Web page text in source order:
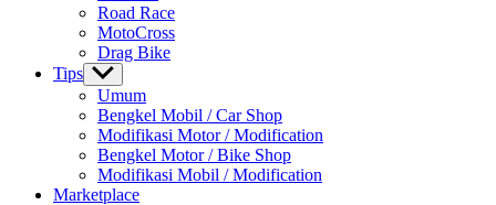
Road Race
MotoCross
Drag Bike
Tips Show
sub
menu
Umum
Bengkel Mobil / Car Shop
Modifikasi Motor / Modification
Bengkel Motor / Bike Shop
Modifikasi Mobil / Modification
Marketplace